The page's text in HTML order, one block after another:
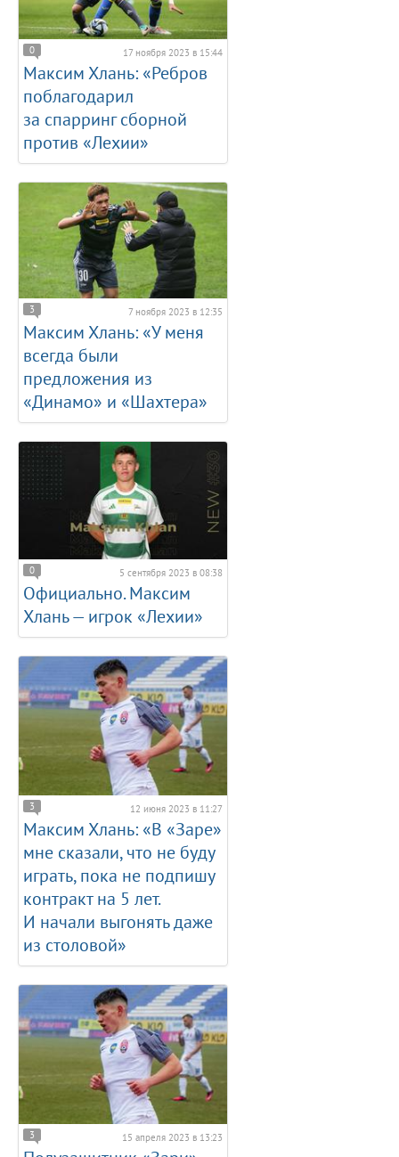
0 17 ноября 2023 в 15:44
Максим Хлань: «Ребров
поблагодарил
за спарринг сборной
против «Лехии»
3 7 ноября 2023 в 12:35
Максим Хлань: «У меня
всегда были
предложения из
«Динамо» и «Шахтера»
0 5 сентября 2023 в 08:38
Официально. Максим
Хлань — игрок «Лехии»
3 12 июня 2023 в 11:27
Максим Хлань: «В «Заре»
мне сказали, что не буду
играть, пока не подпишу
контракт на 5 лет.
И начали выгонять даже
из столовой»
3 15 апреля 2023 в 13:23